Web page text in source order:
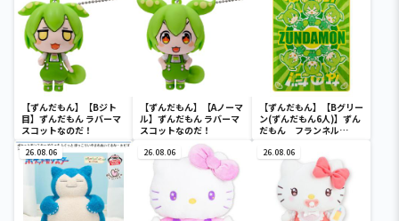
【ずんだもん】【Bジト
目】ずんだもん ラバーマ
スコットなのだ！
【ずんだもん】【Aノーマ
ル】ずんだもん ラバーマ
スコットなのだ！
【ずんだもん】【Bグリー
ン(ずんだもん6人)】ずん
だもん フランネル
26.08.06 26.08.06 26.08.06